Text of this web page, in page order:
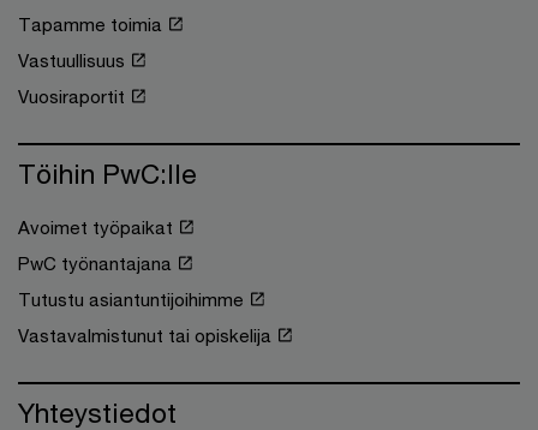
Tapamme toimia
Vastuullisuus
Vuosiraportit
Töihin PwC:lle
Avoimet työpaikat
PwC työnantajana
Tutustu asiantuntijoihimme
Vastavalmistunut tai opiskelija
Yhteystiedot